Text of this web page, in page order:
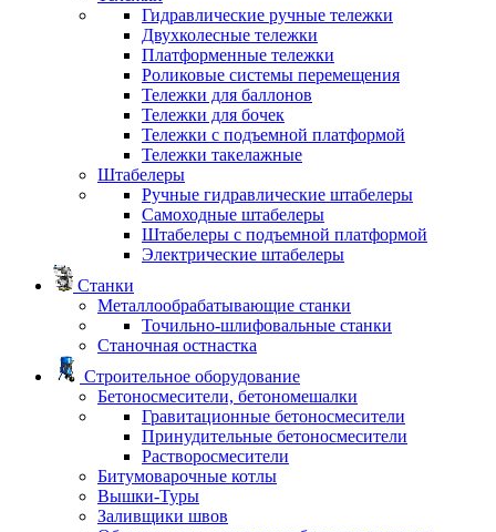
Гидравлические ручные тележки
Двухколесные тележки
Платформенные тележки
Роликовые системы перемещения
Тележки для баллонов
Тележки для бочек
Тележки с подъемной платформой
Тележки такелажные
Штабелеры
Ручные гидравлические штабелеры
Самоходные штабелеры
Штабелеры с подъемной платформой
Электрические штабелеры
Станки
Металлообрабатывающие станки
Точильно-шлифовальные станки
Станочная остнастка
Строительное оборудование
Бетоносмесители, бетономешалки
Гравитационные бетоносмесители
Принудительные бетоносмесители
Растворосмесители
Битумоварочные котлы
Вышки-Туры
Заливщики швов